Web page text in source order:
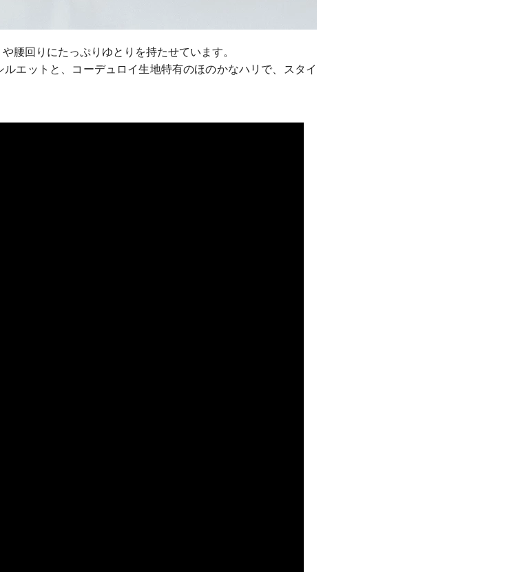
腰回りにたっぷりゆとりを持たせています。
エットと、コーデュロイ生地特有のほのかなハリで、スタイ